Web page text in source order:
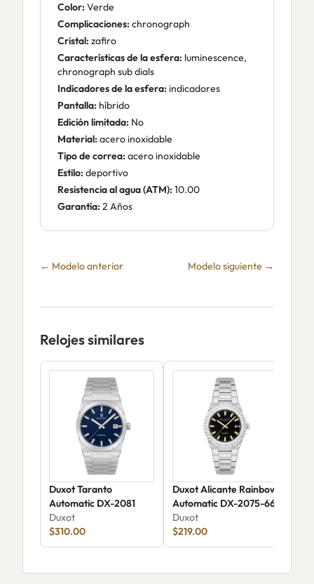
Color: Verde
Complicaciones: chronograph
Cristal: zafiro
Características de la esfera: luminescence,
chronograph sub dials
Indicadores de la esfera: indicadores
Pantalla: híbrido
Edición limitada: No
Material: acero inoxidable
Tipo de correa: acero inoxidable
Estilo: deportivo
Resistencia al agua (ATM): 10.00
Garantía: 2 Años
← Modelo anterior Modelo siguiente →
Relojes similares
Duxot Taranto
Automatic DX-2081
Duxot
$310.00
Duxot Alicante Rainbow
Automatic DX-2075-66
Duxot
$219.00